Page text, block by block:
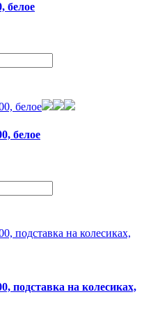
белое
белое
подставка на колесиках,